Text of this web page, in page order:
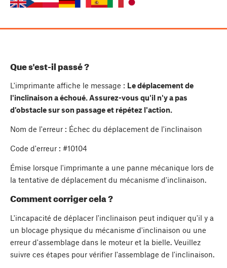
Que s'est-il passé ?
L'imprimante affiche le message : Le déplacement de
l'inclinaison a échoué. Assurez-vous qu'il n'y a pas
d'obstacle sur son passage et répétez l'action.
Nom de l'erreur : Échec du déplacement de l'inclinaison
Code d'erreur : #10104
Émise lorsque l'imprimante a une panne mécanique lors de
la tentative de déplacement du mécanisme d'inclinaison.
Comment corriger cela ?
L'incapacité de déplacer l'inclinaison peut indiquer qu'il y a
un blocage physique du mécanisme d'inclinaison ou une
erreur d'assemblage dans le moteur et la bielle. Veuillez
suivre ces étapes pour vérifier l'assemblage de l'inclinaison.